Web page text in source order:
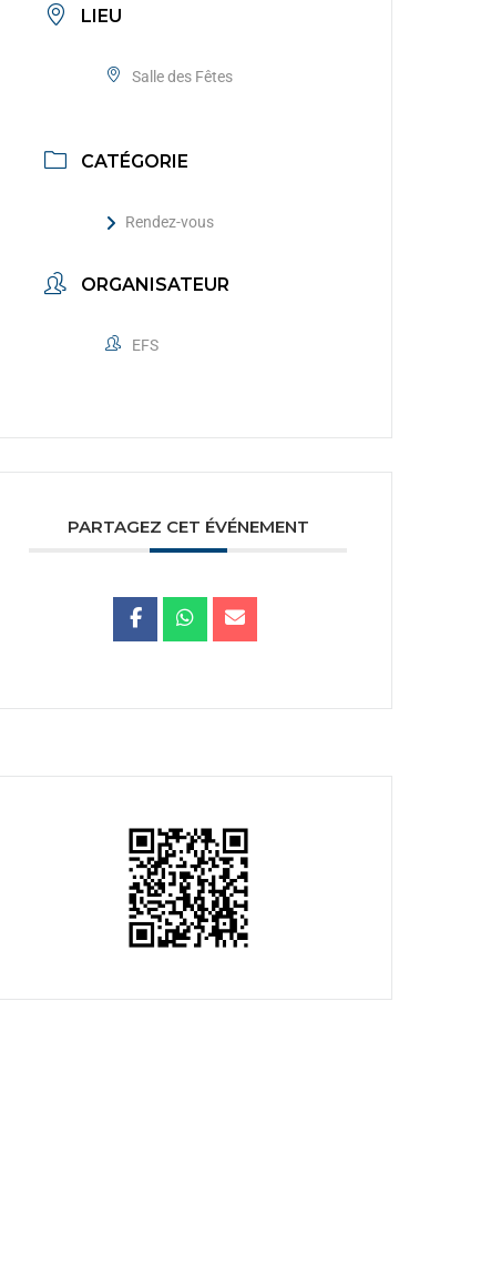
LIEU
Salle des Fêtes
CATÉGORIE
Rendez-vous
ORGANISATEUR
EFS
PARTAGEZ CET ÉVÉNEMENT